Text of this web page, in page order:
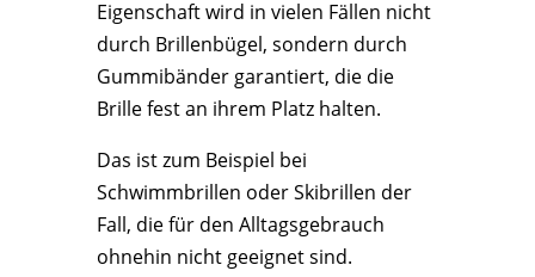
Eigenschaft wird in vielen Fällen nicht
durch Brillenbügel, sondern durch
Gummibänder garantiert, die die
Brille fest an ihrem Platz halten.
Das ist zum Beispiel bei
Schwimmbrillen oder Skibrillen der
Fall, die für den Alltagsgebrauch
ohnehin nicht geeignet sind.